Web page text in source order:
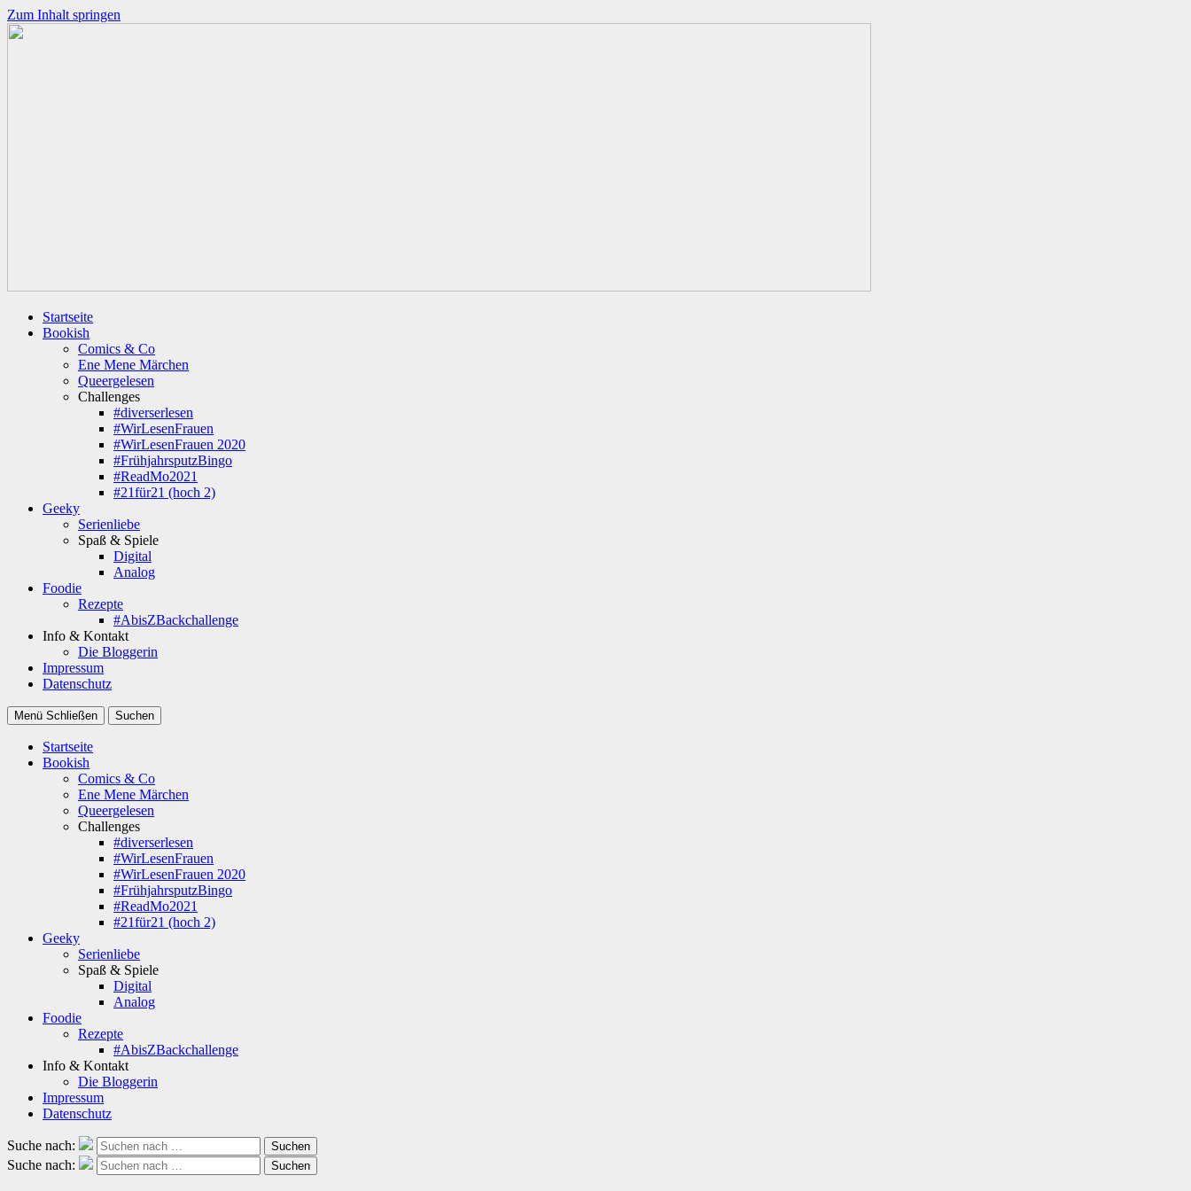
Zum Inhalt springen
Startseite
Bookish
Comics & Co
Ene Mene Märchen
Queergelesen
Challenges
#diverserlesen
#WirLesenFrauen
#WirLesenFrauen 2020
#FrühjahrsputzBingo
#ReadMo2021
#21für21 (hoch 2)
Geeky
Serienliebe
Spaß & Spiele
Digital
Analog
Foodie
Rezepte
#AbisZBackchallenge
Info & Kontakt
Die Bloggerin
Impressum
Datenschutz
Menü Schließen Suchen
Startseite
Bookish
Comics & Co
Ene Mene Märchen
Queergelesen
Challenges
#diverserlesen
#WirLesenFrauen
#WirLesenFrauen 2020
#FrühjahrsputzBingo
#ReadMo2021
#21für21 (hoch 2)
Geeky
Serienliebe
Spaß & Spiele
Digital
Analog
Foodie
Rezepte
#AbisZBackchallenge
Info & Kontakt
Die Bloggerin
Impressum
Datenschutz
Suche nach: Suchen
Suche nach: Suchen